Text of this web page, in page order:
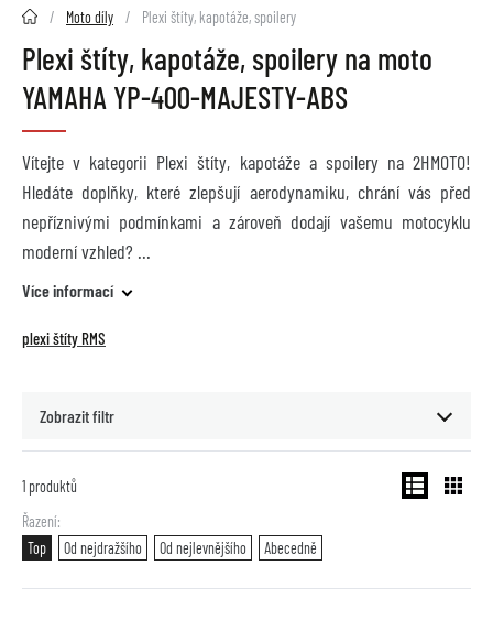
2HMOTO.cz Moto díly Plexi štíty, kapotáže, spoilery
Plexi štíty, kapotáže, spoilery na moto
YAMAHA YP-400-MAJESTY-ABS
Vítejte v kategorii Plexi štíty, kapotáže a spoilery na 2HMOTO!
Hledáte doplňky, které zlepšují aerodynamiku, chrání vás před
nepříznivými podmínkami a zároveň dodají vašemu motocyklu
moderní vzhled?
Více informací
plexi štíty RMS
Zobrazit filtr
1 produktů
Řazení
Top
Od nejdražšího Od nejlevnějšího Abecedně